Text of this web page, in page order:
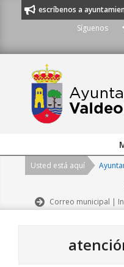
o escríbenos a
Síguenos
Navigation
Usted está aquí
Correo municipal |